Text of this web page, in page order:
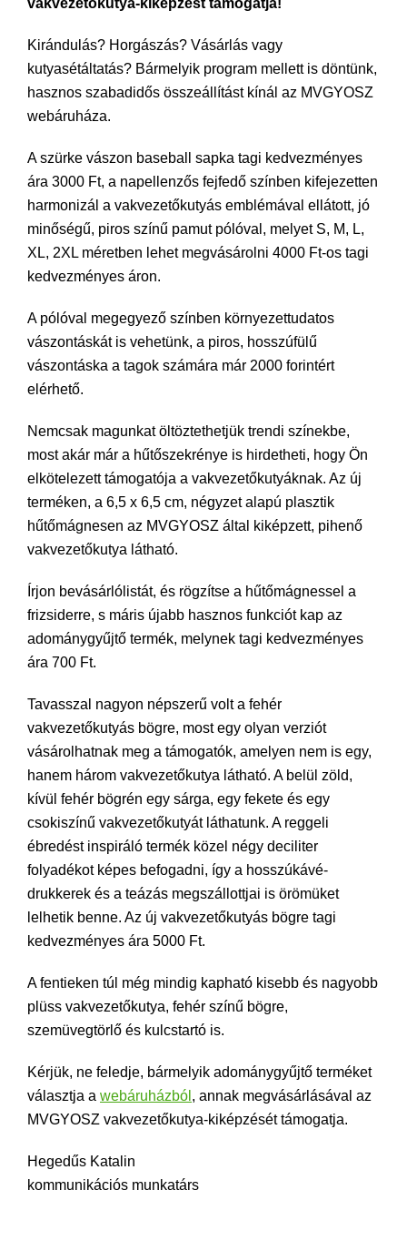
vakvezetőkutya-kiképzést támogatja!
Kirándulás? Horgászás? Vásárlás vagy
kutyasétáltatás? Bármelyik program mellett is döntünk,
hasznos szabadidős összeállítást kínál az MVGYOSZ
webáruháza.
A szürke vászon baseball sapka tagi kedvezményes
ára 3000 Ft, a napellenzős fejfedő színben kifejezetten
harmonizál a vakvezetőkutyás emblémával ellátott, jó
minőségű, piros színű pamut pólóval, melyet S, M, L,
XL, 2XL méretben lehet megvásárolni 4000 Ft-os tagi
kedvezményes áron.
A pólóval megegyező színben környezettudatos
vászontáskát is vehetünk, a piros, hosszúfülű
vászontáska a tagok számára már 2000 forintért
elérhető.
Nemcsak magunkat öltöztethetjük trendi színekbe,
most akár már a hűtőszekrénye is hirdetheti, hogy Ön
elkötelezett támogatója a vakvezetőkutyáknak. Az új
terméken, a 6,5 x 6,5 cm, négyzet alapú plasztik
hűtőmágnesen az MVGYOSZ által kiképzett, pihenő
vakvezetőkutya látható.
Írjon bevásárlólistát, és rögzítse a hűtőmágnessel a
frizsiderre, s máris újabb hasznos funkciót kap az
adománygyűjtő termék, melynek tagi kedvezményes
ára 700 Ft.
Tavasszal nagyon népszerű volt a fehér
vakvezetőkutyás bögre, most egy olyan verziót
vásárolhatnak meg a támogatók, amelyen nem is egy,
hanem három vakvezetőkutya látható. A belül zöld,
kívül fehér bögrén egy sárga, egy fekete és egy
csokiszínű vakvezetőkutyát láthatunk. A reggeli
ébredést inspiráló termék közel négy deciliter
folyadékot képes befogadni, így a hosszúkávé-
drukkerek és a teázás megszállottjai is örömüket
lelhetik benne. Az új vakvezetőkutyás bögre tagi
kedvezményes ára 5000 Ft.
A fentieken túl még mindig kapható kisebb és nagyobb
plüss vakvezetőkutya, fehér színű bögre,
szemüvegtörlő és kulcstartó is.
Kérjük, ne feledje, bármelyik adománygyűjtő terméket
választja a webáruházból , annak megvásárlásával az
MVGYOSZ vakvezetőkutya-kiképzését támogatja.
Hegedűs Katalin
kommunikációs munkatárs